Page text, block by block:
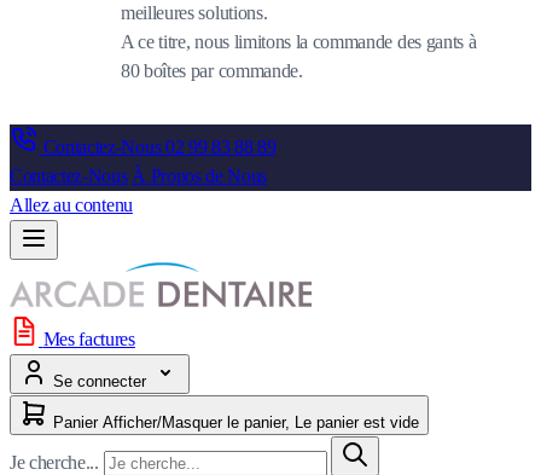
meilleures solutions.
A ce titre, nous limitons la commande des gants à
80 boîtes par commande.
Contactez-Nous02 99 83 88 89
Contactez-Nous À Propos de Nous
Allez au contenu
Mes factures
Se connecter
Panier Afficher/Masquer le panier, Le panier est vide
Je cherche...